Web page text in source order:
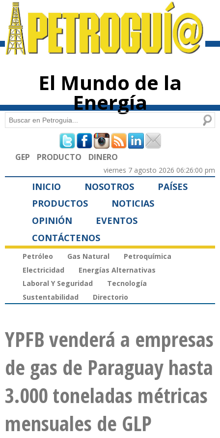
contenido
El Mundo de la
Energía
Formulario de búsqueda
Buscar
GEP PRODUCTO DINERO
viernes 7 agosto 2026 06:26:00 pm
INICIO NOSOTROS
PAÍSES
PRODUCTOS
NOTICIAS
OPINIÓN
EVENTOS
CONTÁCTENOS
Petróleo Gas Natural
Petroquímica
Electricidad
Energías Alternativas
Laboral Y Seguridad
Tecnología
Sustentabilidad
Directorio
YPFB venderá a empresas
de gas de Paraguay hasta
3.000 toneladas métricas
mensuales de GLP